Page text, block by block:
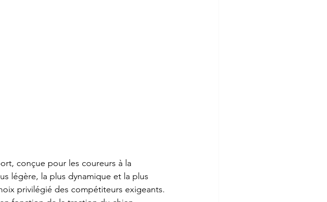
conçue pour les coureurs à la
légère, la plus dynamique et la plus
privilégié des compétiteurs exigeants.